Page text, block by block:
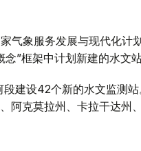
气象服务发展与现代化计
”框架中计划新建的水文站
建设42个新的水文监测
阿克莫拉州、卡拉干达州